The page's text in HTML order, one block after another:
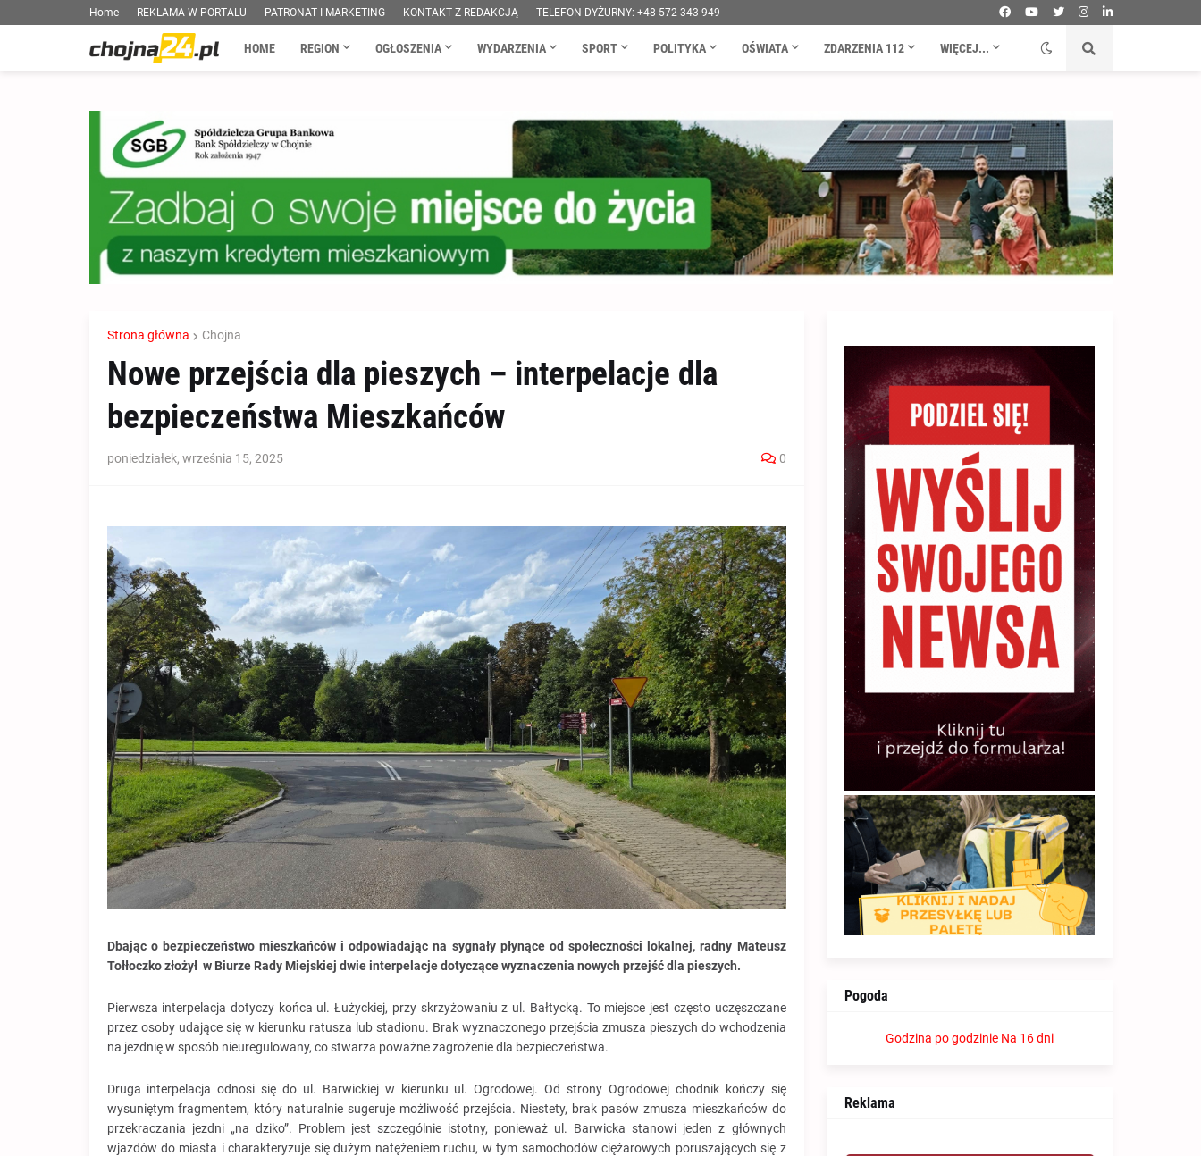
Home REKLAMA W PORTALU PATRONAT I MARKETING KONTAKT Z REDAKCJĄ TELEFON DYŻURNY: +48 572 343 949
HOME REGION OGŁOSZENIA WYDARZENIA SPORT POLITYKA OŚWIATA ZDARZENIA 112 WIĘCEJ...
Strona główna Chojna
Nowe przejścia dla pieszych – interpelacje dla
bezpieczeństwa Mieszkańców
poniedziałek, września 15, 2025 0
Dbając o bezpieczeństwo mieszkańców i odpowiadając na sygnały płynące od społeczności lokalnej, radny Mateusz
Tołłoczko złożył w Biurze Rady Miejskiej dwie interpelacje dotyczące wyznaczenia nowych przejść dla pieszych.
Pierwsza interpelacja dotyczy końca ul. Łużyckiej, przy skrzyżowaniu z ul. Bałtycką. To miejsce jest często uczęszczane
przez osoby udające się w kierunku ratusza lub stadionu. Brak wyznaczonego przejścia zmusza pieszych do wchodzenia
na jezdnię w sposób nieuregulowany, co stwarza poważne zagrożenie dla bezpieczeństwa.
Druga interpelacja odnosi się do ul. Barwickiej w kierunku ul. Ogrodowej. Od strony Ogrodowej chodnik kończy się
wysuniętym fragmentem, który naturalnie sugeruje możliwość przejścia. Niestety, brak pasów zmusza mieszkańców do
przekraczania jezdni „na dziko”. Problem jest szczególnie istotny, ponieważ ul. Barwicka stanowi jeden z głównych
wjazdów do miasta i charakteryzuje się dużym natężeniem ruchu, w tym samochodów ciężarowych poruszających się z
Pogoda
Godzina po godzinie Na 16 dni
Reklama